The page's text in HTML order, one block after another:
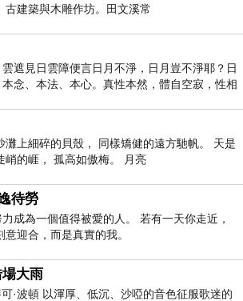
古建築與木雕作坊。田文溪常
遮見日雲障便言日月不淨，日月豈不淨耶？日
念、本法、本心。真性本然，體自空寂，性相
灘上細碎的貝殼， 同樣矯健的遠方馳帆。 天是
峭的崕， 孤高如傲梅。 月亮
待勞
成為一個值得被愛的人。 若有一天你走近，
迎合，而是真實的我。
大雨
·波頓 以渾厚、低沉、沙啞的音色征服歌迷的